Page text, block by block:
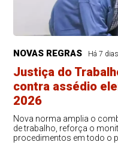
NOVAS REGRAS Há 7 dias
Justiça do
contra assédio
2026
Nova norma amplia o
de trabalho, reforça o
procedimentos em todo o